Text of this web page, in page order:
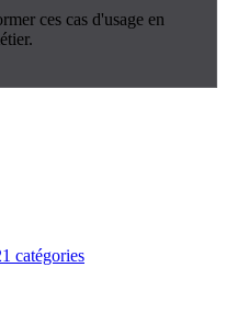
ces cas d'usage en
catégories